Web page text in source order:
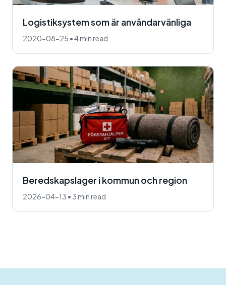
Logistiksystem som är användarvänliga
2020-08-25 •4 min read
Beredskapslager i kommun och region
2026-04-13 •3 min read